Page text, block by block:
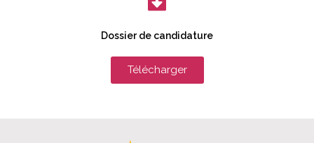
Dossier de candidature
Télécharger